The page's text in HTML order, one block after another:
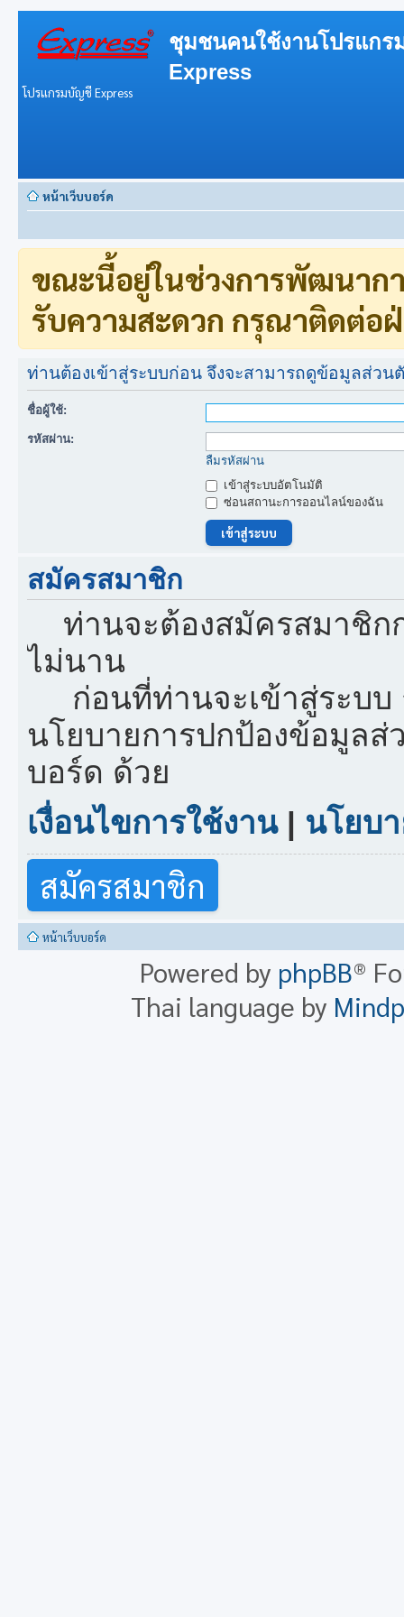
ชุมชนคนใช้งานโปรแก
Express
โปรแกรมบัญชี Express
หน้าเว็บบอร์ด
ขณะนี้อยู่ในช่วงการพัฒนาก
รับความสะดวก กรุณาติดต่อ
ท่านต้องเข้าสู่ระบบก่อน จึงจะสามารถดูข้อมูลส่วน
ชื่อผู้ใช้:
รหัสผ่าน:
ลืมรหัสผ่าน
เข้าสู่ระบบอัตโนมัติ
ซ่อนสถานะการออนไลน์ของฉัน
สมัครสมาชิก
ท่านจะต้องสมัครสมาชิก
ไม่นาน
ก่อนที่ท่านจะเข้าสู่ระบบ
นโยบายการปกป้องข้อมูล
บอร์ด ด้วย
เงื่อนไขการใช้งาน| นโยบ
สมัครสมาชิก
หน้าเว็บบอร์ด
Powered by phpBB®
Thai language by